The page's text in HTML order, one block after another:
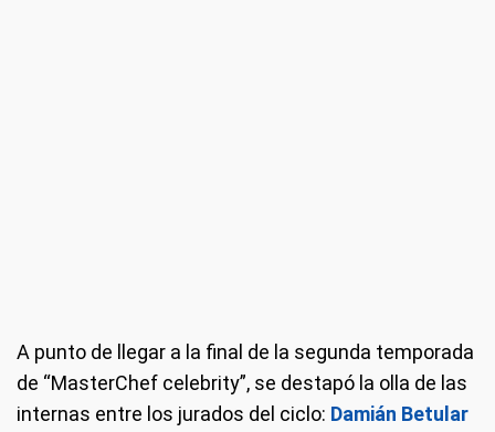
A punto de llegar a la final de la segunda temporada
de “MasterChef celebrity”, se destapó la olla de las
internas entre los jurados del ciclo: Damián Betular